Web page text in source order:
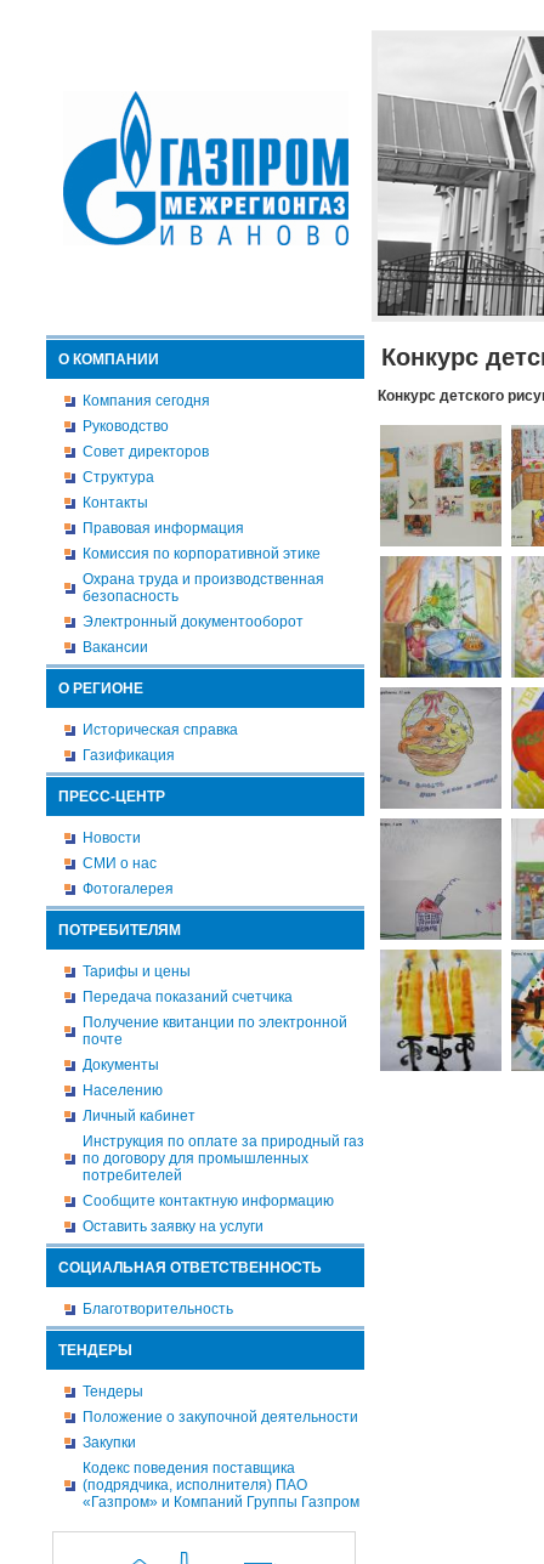
О КОМПАНИИ
Компания сегодня
Руководство
Совет директоров
Структура
Контакты
Правовая информация
Комиссия по корпоративной этике
Охрана труда и производственная
безопасность
Электронный документооборот
Вакансии
О РЕГИОНЕ
Историческая справка
Газификация
ПРЕСС-ЦЕНТР
Новости
СМИ о нас
Фотогалерея
ПОТРЕБИТЕЛЯМ
Тарифы и цены
Передача показаний счетчика
Получение квитанции по электронной
почте
Документы
Населению
Личный кабинет
Инструкция по оплате за природный газ
по договору для промышленных
потребителей
Сообщите контактную информацию
Оставить заявку на услуги
СОЦИАЛЬНАЯ ОТВЕТСТВЕННОСТЬ
Благотворительность
ТЕНДЕРЫ
Тендеры
Положение о закупочной деятельности
Закупки
Кодекс поведения поставщика
(подрядчика, исполнителя) ПАО
«Газпром» и Компаний Группы Газпром
Конкурс
Конкурс детского